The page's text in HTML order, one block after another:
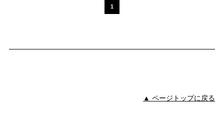
1
▲ ページトップに戻る